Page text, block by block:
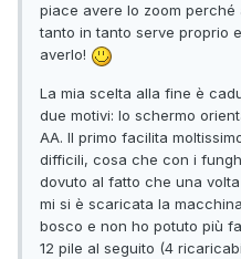
piace avere lo zoom
tanto in tanto serve proprio
averlo!
La mia scelta alla fine è
due motivi: lo schermo
AA. Il primo facilita
difficili, cosa che con i
dovuto al fatto che una
mi si è scaricata la
bosco e non ho potuto più
12 pile al seguito (4